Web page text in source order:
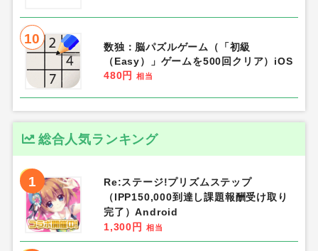
10
数独：脳パズルゲーム（「初級
（Easy）」ゲームを500回クリア）iOS
480円
相当
総合人気ランキング
1
Re:ステージ!プリズムステップ
（IPP150,000到達し課題報酬受け取り
完了）Android
1,300円
相当